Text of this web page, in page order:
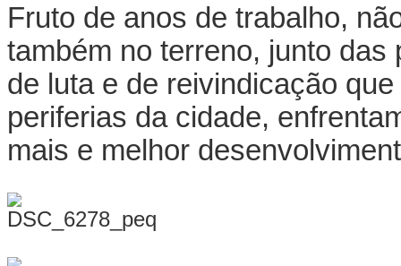
Fruto de anos de trabalho,
também no terreno, junto
de luta e de reivindicação
periferias da cidade,
mais e melhor